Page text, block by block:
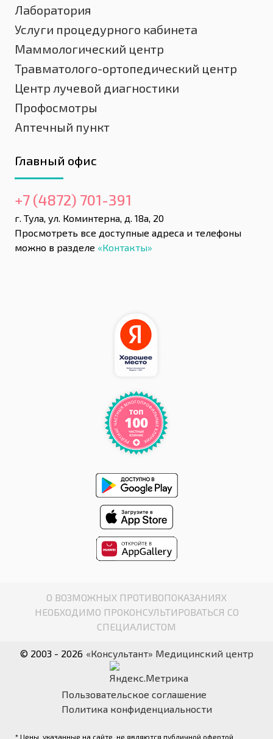
Лаборатория
Услуги процедурного кабинета
Маммологический центр
Травматолого-ортопедический центр
Центр лучевой диагностики
Профосмотры
Аптечный пункт
Главный офис
+7 (4872) 701-391
г. Тула, ул. Коминтерна, д. 18а, 20
Просмотреть все доступные адреса и телефоны
можно в разделе «Контакты»
О ВОЗМОЖНЫХ ПРОТИВОПОКАЗАНИЯХ
НЕОБХОДИМО ПРОКОНСУЛЬТИРОВАТЬСЯ СО
СПЕЦИАЛИСТОМ
© 2003 - 2026 «Консультант» Медицинский центр
Пользовательское соглашение
Политика конфиденциальности
* Цены, указанные на сайте, не являются публичной офертой.